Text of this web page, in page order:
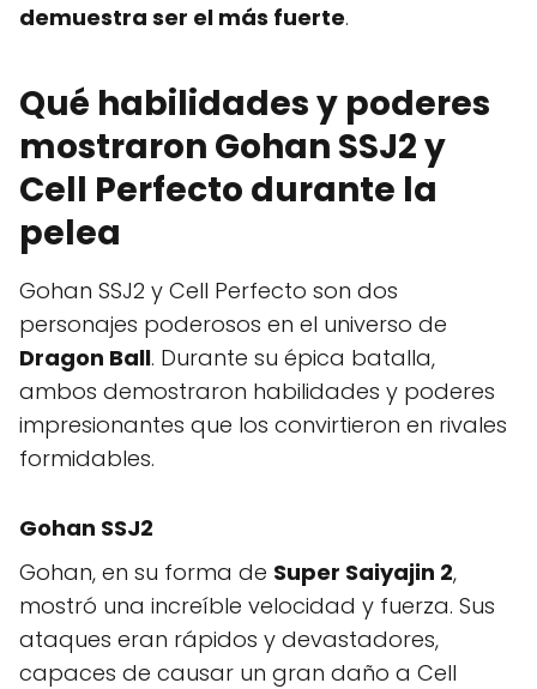
demuestra ser el más fuerte.
Qué habilidades y poderes
mostraron Gohan SSJ2 y
Cell Perfecto durante la
pelea
Gohan SSJ2 y Cell Perfecto son dos
personajes poderosos en el universo de
Dragon Ball. Durante su épica batalla,
ambos demostraron habilidades y poderes
impresionantes que los convirtieron en rivales
formidables.
Gohan SSJ2
Gohan, en su forma de Super Saiyajin 2,
mostró una increíble velocidad y fuerza. Sus
ataques eran rápidos y devastadores,
capaces de causar un gran daño a Cell